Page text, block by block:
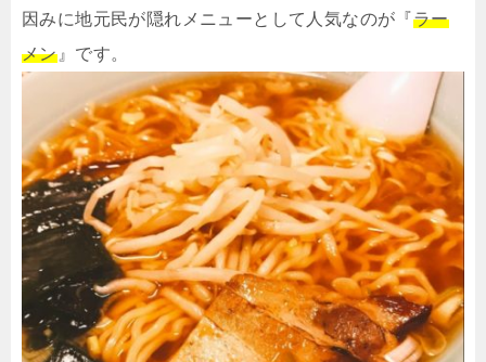
因みに地元民が隠れメニューとして人気なのが『ラー
メン』です。